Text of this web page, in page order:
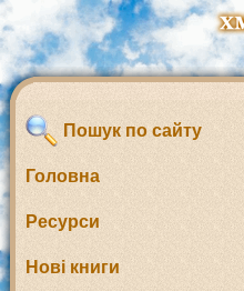
Пошук по сайту
Головна
Ресурси
Нові книги